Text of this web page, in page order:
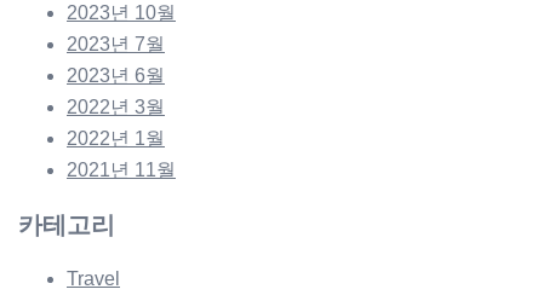
2023년 10월
2023년 7월
2023년 6월
2022년 3월
2022년 1월
2021년 11월
카테고리
Travel